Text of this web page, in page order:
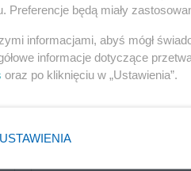
Obserwuj notkę
III Kolejka Ekstraklasy
Preferencje będą miały
informacjami, abyś mógł
informacje dotyczące
oraz po kliknięciu w „Ustawienia”.
USTAWIENIA